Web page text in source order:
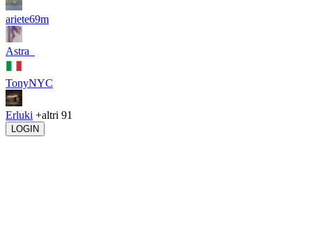
ariete69m
Astra_
TonyNYC
Erluki +altri 91
LOGIN